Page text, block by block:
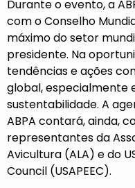
Durante o evento, a
com o Conselho
máximo do setor
presidente. Na
tendências e ações
global, especialmente
sustentabilidade. A
ABPA contará, ainda,
representantes da
Avicultura (ALA) e do
Council (USAPEEC).